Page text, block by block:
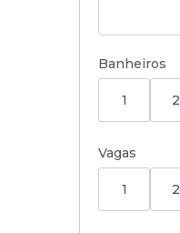
Banheiros
1 2
Vagas
1 2